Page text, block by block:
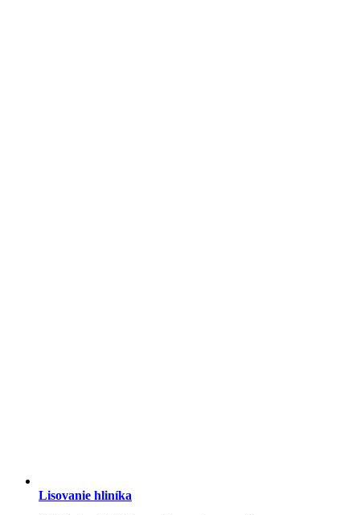
Lisovanie hliníka